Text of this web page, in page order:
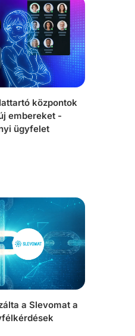
központok
embereket -
ügyfelet
a Slevomat a